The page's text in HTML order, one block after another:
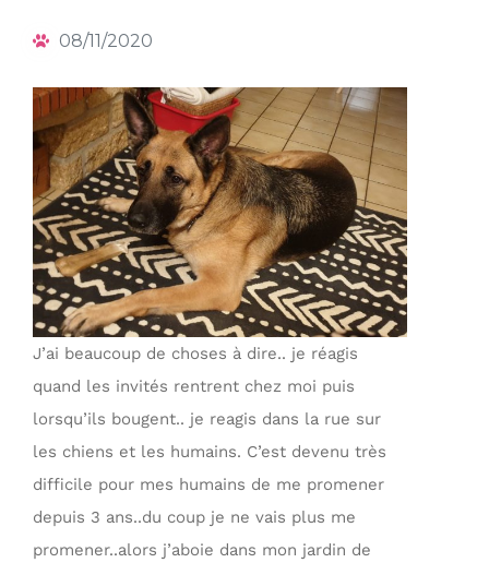
08/11/2020
J’ai beaucoup de choses à dire.. je réagis
quand les invités rentrent chez moi puis
lorsqu’ils bougent.. je reagis dans la rue sur
les chiens et les humains. C’est devenu très
difficile pour mes humains de me promener
depuis 3 ans..du coup je ne vais plus me
promener..alors j’aboie dans mon jardin de